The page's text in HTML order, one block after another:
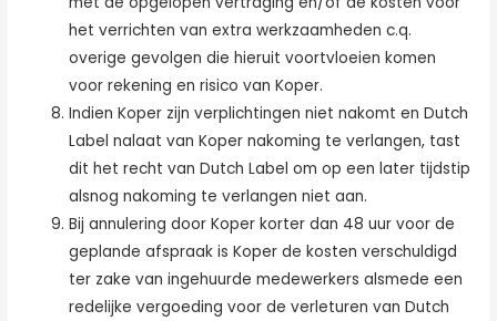
het verrichten van extra werkzaamheden c.q.
overige gevolgen die hieruit voortvloeien komen
voor rekening en risico van Koper.
Indien Koper zijn verplichtingen niet nakomt en Dutch
Label nalaat van Koper nakoming te verlangen, tast
dit het recht van Dutch Label om op een later tijdstip
alsnog nakoming te verlangen niet aan.
Bij annulering door Koper korter dan 48 uur voor de
geplande afspraak is Koper de kosten verschuldigd
ter zake van ingehuurde medewerkers alsmede een
redelijke vergoeding voor de verleturen van Dutch